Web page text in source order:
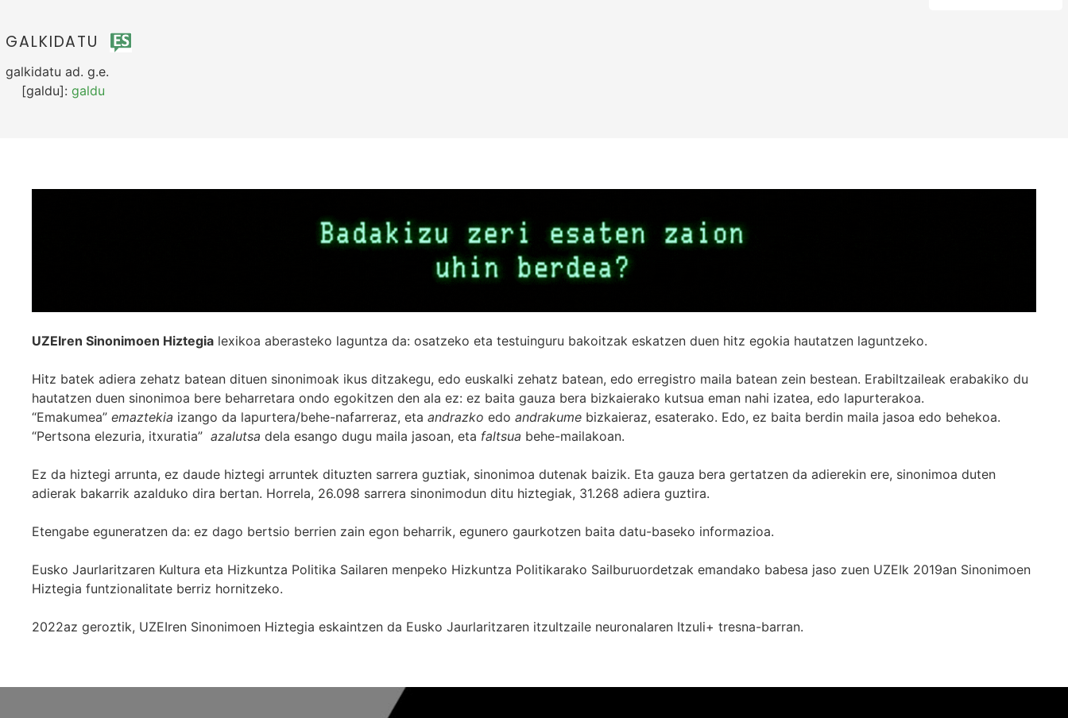
GALKIDATU
galkidatu ad. g.e.
[galdu]: galdu
UZEIren Sinonimoen Hiztegia lexikoa aberasteko laguntza da: osatzeko eta testuinguru bakoitzak eskatzen duen hitz egokia hautatzen laguntzeko.
Hitz batek adiera zehatz batean dituen sinonimoak ikus ditzakegu, edo euskalki zehatz batean, edo erregistro maila batean zein bestean. Erabiltzaileak erabakiko du
hautatzen duen sinonimoa bere beharretara ondo egokitzen den ala ez: ez baita gauza bera bizkaierako kutsua eman nahi izatea, edo lapurterakoa.
“Emakumea” emaztekia izango da lapurtera/behe-nafarreraz, eta andrazko edo andrakume bizkaieraz, esaterako. Edo, ez baita berdin maila jasoa edo behekoa.
“Pertsona elezuria, itxuratia” azalutsa dela esango dugu maila jasoan, eta faltsua behe-mailakoan.
Ez da hiztegi arrunta, ez daude hiztegi arruntek dituzten sarrera guztiak, sinonimoa dutenak baizik. Eta gauza bera gertatzen da adierekin ere, sinonimoa duten
adierak bakarrik azalduko dira bertan. Horrela, 26.098 sarrera sinonimodun ditu hiztegiak, 31.268 adiera guztira.
Etengabe eguneratzen da: ez dago bertsio berrien zain egon beharrik, egunero gaurkotzen baita datu-baseko informazioa.
Eusko Jaurlaritzaren Kultura eta Hizkuntza Politika Sailaren menpeko Hizkuntza Politikarako Sailburuordetzak emandako babesa jaso zuen UZEIk 2019an Sinonimoen
Hiztegia funtzionalitate berriz hornitzeko.
2022az geroztik, UZEIren Sinonimoen Hiztegia eskaintzen da Eusko Jaurlaritzaren itzultzaile neuronalaren Itzuli+ tresna-barran.